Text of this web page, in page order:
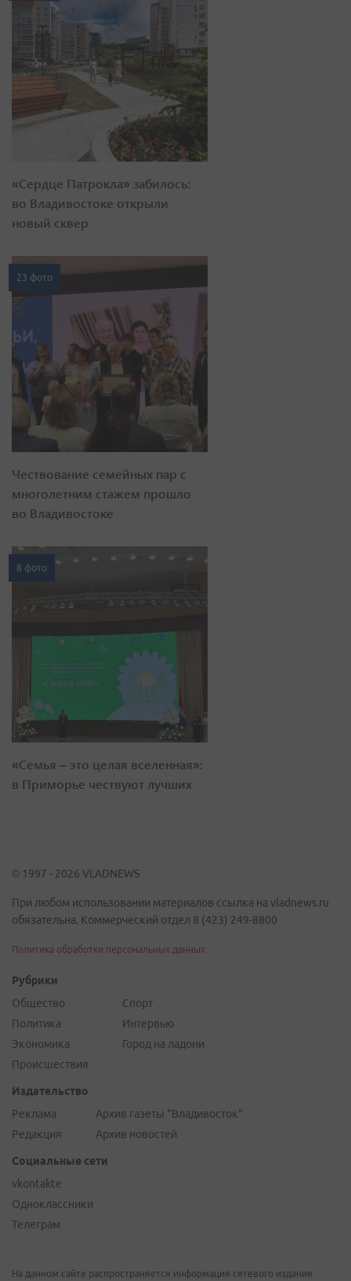
«Сердце Патрокла» забилось:
во Владивостоке открыли
новый сквер
23 фото
Чествование семейных пар с
многолетним стажем прошло
во Владивостоке
8 фото
«Семья – это целая вселенная»:
в Приморье чествуют лучших
© 1997 - 2026 VLADNEWS
При любом использовании материалов ссылка на vladnews.ru
обязательна. Коммерческий отдел 8 (423) 249-8800
Политика обработки персональных данных
Рубрики
Общество
Политика
Экономика
Происшествия
Спорт
Интервью
Город на ладони
Издательство
Реклама
Редакция
Архив газеты "Владивосток"
Архив новостей
Социальные сети
vkontakte
Одноклассники
Телеграм
На данном сайте распространяется информация сетевого издания